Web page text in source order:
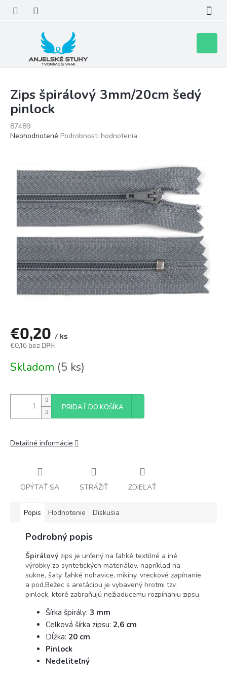
obsah
košík
Zips špirálový 3mm/20cm šedý
pinlock
87489
Priemerné
0,0
hviezdičiek.
Neohodnotené Podrobnosti hodnotenia
€0,20 / ks
€0,16 bez DPH
cena:
Skladom (5 ks)
PRIDAŤ DO KOŠÍKA
Detailné informácie
OPÝTAŤ SA STRÁŽIŤ ZDIEĽAŤ
Popis Hodnotenie Diskusia
Podrobný popis
Špirálový zips je určený na ľahké textilné a iné
výrobky zo syntetických materiálov, napríklad na
sukne, šaty, ľahké nohavice, mikiny, vreckové zapínanie
a pod.Bežec s aretáciou je vybavený hrotmi tzv.
pinlock, ktoré zabraňujú nežiaducemu rozpínaniu zipsu.
Šírka špirály: 3 mm
Celková šírka zipsu: 2,6 cm
Dĺžka: 20 cm
Pinlock
Nedeliteľný